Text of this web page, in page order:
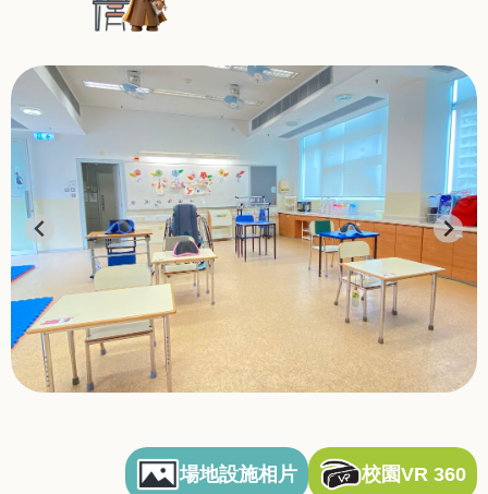
場地設施相片 校園VR 360